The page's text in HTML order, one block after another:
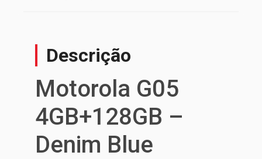
Descrição
Motorola G05
4GB+128GB –
Denim Blue